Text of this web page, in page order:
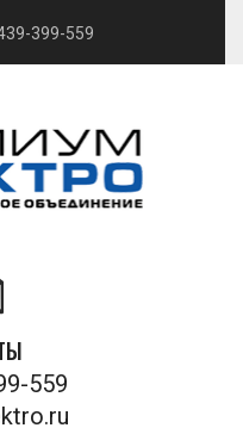
399-559
559